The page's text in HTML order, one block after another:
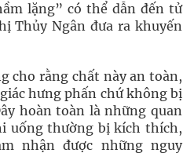
lặng” có thể dẫn đến tử
Thủy Ngân đưa ra khuyến
cho rằng chất này an toàn,
hưng phấn chứ không bị
hoàn toàn là những quan
uống thường bị kích thích,
nhận được những nguy